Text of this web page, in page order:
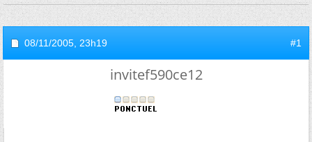
08/11/2005, 23h19 #1
invitef590ce12